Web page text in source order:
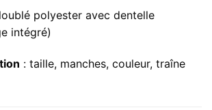
polyester avec dentelle
intégré)
: taille, manches, couleur, traîne